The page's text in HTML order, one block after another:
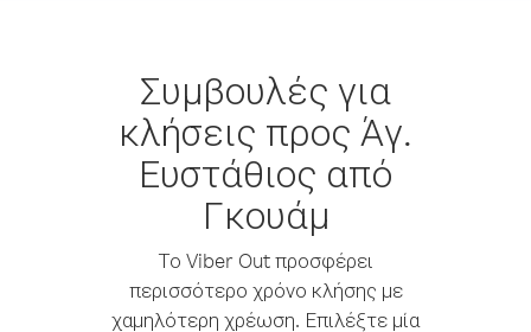
Συμβουλές για
κλήσεις προς Άγ.
Ευστάθιος από
Γκουάμ
Το Viber Out προσφέρει
περισσότερο χρόνο κλήσης με
χαμηλότερη χρέωση. Επιλέξτε μία